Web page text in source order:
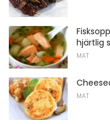
hjärtlig
MAT
MAT